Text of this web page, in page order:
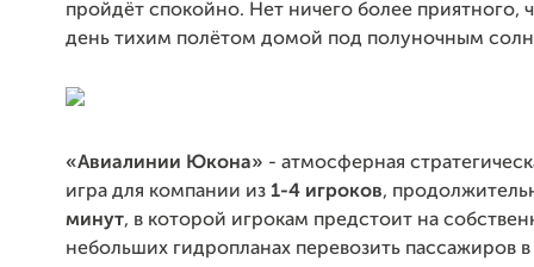
пройдёт спокойно. Нет ничего более приятного,
день тихим полётом домой под полуночным
«Авиалинии Юкона» - атмосферная
игра для компании из 1-4 игроков,
минут, в которой игрокам предстоит на
небольших гидропланах перевозить пассажиров